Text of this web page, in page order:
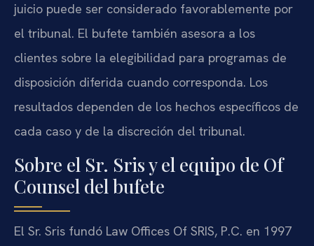
juicio puede ser considerado favorablemente por
el tribunal. El bufete también asesora a los
clientes sobre la elegibilidad para programas de
disposición diferida cuando corresponda. Los
resultados dependen de los hechos específicos de
cada caso y de la discreción del tribunal.
Sobre el Sr. Sris y el equipo de Of
Counsel del bufete
El Sr. Sris fundó Law Offices Of SRIS, P.C. en 1997